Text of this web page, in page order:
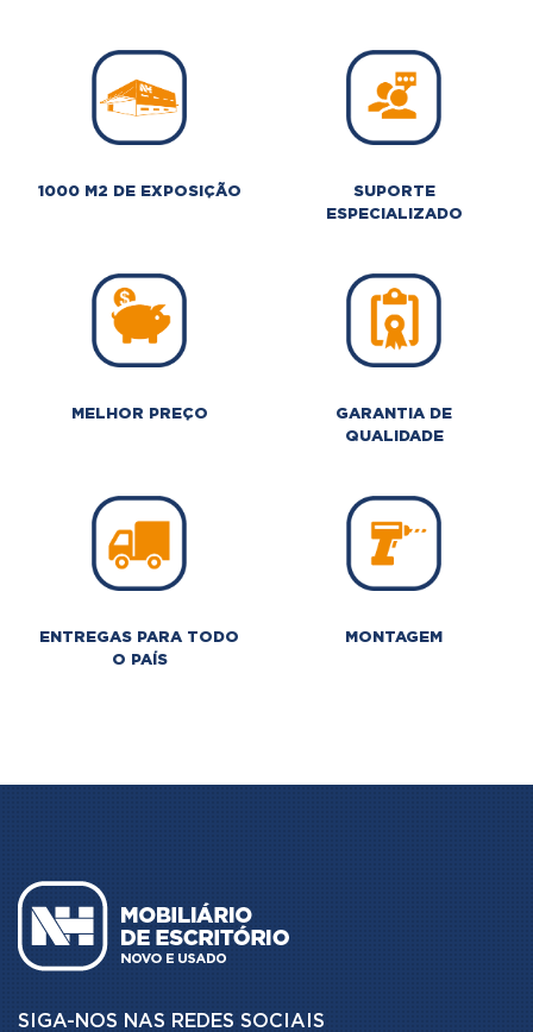
1000 M2 DE EXPOSIÇÃO
SUPORTE
ESPECIALIZADO
MELHOR PREÇO
GARANTIA DE
QUALIDADE
ENTREGAS PARA TODO
O PAÍS
MONTAGEM
SIGA-NOS NAS REDES SOCIAIS